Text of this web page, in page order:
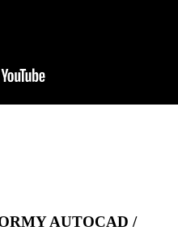
AUTOCAD /